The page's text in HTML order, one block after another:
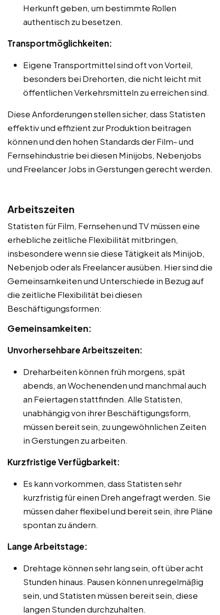
Herkunft geben, um bestimmte Rollen
authentisch zu besetzen.
Transportmöglichkeiten:
Eigene Transportmittel sind oft von Vorteil,
besonders bei Drehorten, die nicht leicht mit
öffentlichen Verkehrsmitteln zu erreichen sind.
Diese Anforderungen stellen sicher, dass Statisten
effektiv und effizient zur Produktion beitragen
können und den hohen Standards der Film- und
Fernsehindustrie bei diesen Minijobs, Nebenjobs
und Freelancer Jobs in Gerstungen gerecht werden.
Arbeitszeiten
Statisten für Film, Fernsehen und TV müssen eine
erhebliche zeitliche Flexibilität mitbringen,
insbesondere wenn sie diese Tätigkeit als Minijob,
Nebenjob oder als Freelancer ausüben. Hier sind die
Gemeinsamkeiten und Unterschiede in Bezug auf
die zeitliche Flexibilität bei diesen
Beschäftigungsformen:
Gemeinsamkeiten:
Unvorhersehbare Arbeitszeiten:
Dreharbeiten können früh morgens, spät
abends, an Wochenenden und manchmal auch
an Feiertagen stattfinden. Alle Statisten,
unabhängig von ihrer Beschäftigungsform,
müssen bereit sein, zu ungewöhnlichen Zeiten
in Gerstungen zu arbeiten.
Kurzfristige Verfügbarkeit:
Es kann vorkommen, dass Statisten sehr
kurzfristig für einen Dreh angefragt werden. Sie
müssen daher flexibel und bereit sein, ihre Pläne
spontan zu ändern.
Lange Arbeitstage:
Drehtage können sehr lang sein, oft über acht
Stunden hinaus. Pausen können unregelmäßig
sein, und Statisten müssen bereit sein, diese
langen Stunden durchzuhalten.